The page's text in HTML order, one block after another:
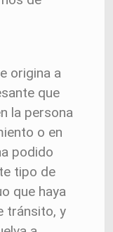
origina a
que
la persona
o en
podido
tipo de
que haya
tránsito, y